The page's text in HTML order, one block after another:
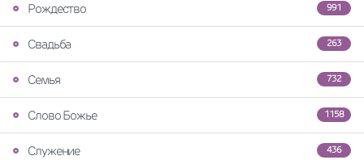
991
Рождество
263
Свадьба
732
Семья
1158
Слово Божье
436
Служение